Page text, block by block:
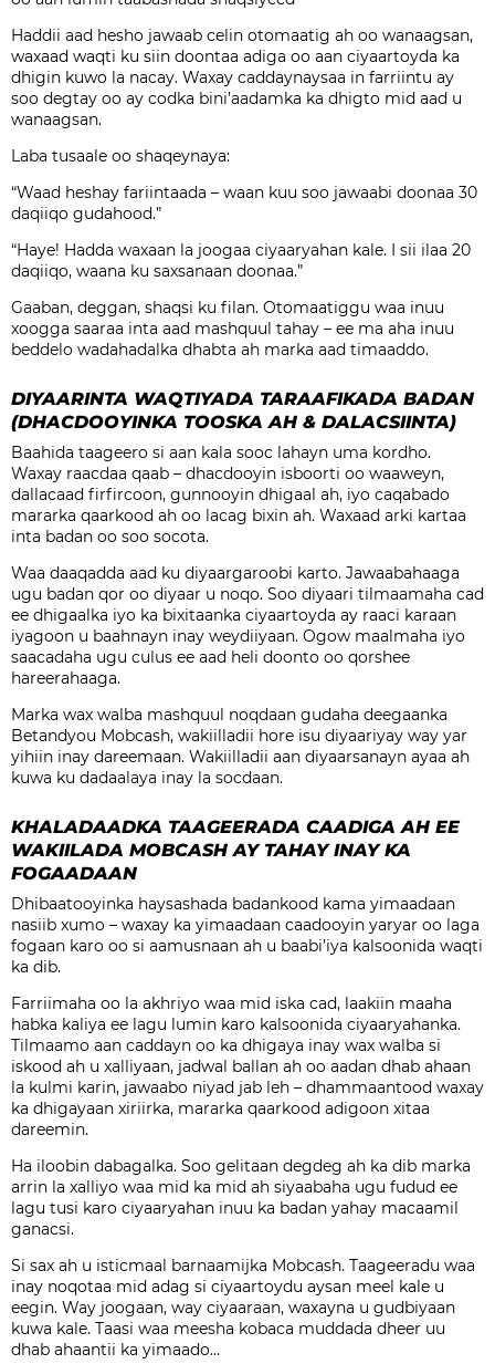
Haddii aad hesho jawaab celin otomaatig ah oo wanaagsan,
waxaad waqti ku siin doontaa adiga oo aan ciyaartoyda ka
dhigin kuwo la nacay. Waxay caddaynaysaa in farriintu ay
soo degtay oo ay codka bini’aadamka ka dhigto mid aad u
wanaagsan.
Laba tusaale oo shaqeynaya:
“Waad heshay fariintaada – waan kuu soo jawaabi doonaa 30
daqiiqo gudahood.”
“Haye! Hadda waxaan la joogaa ciyaaryahan kale. I sii ilaa 20
daqiiqo, waana ku saxsanaan doonaa.”
Gaaban, deggan, shaqsi ku filan. Otomaatiggu waa inuu
xoogga saaraa inta aad mashquul tahay – ee ma aha inuu
beddelo wadahadalka dhabta ah marka aad timaaddo.
DIYAARINTA WAQTIYADA TARAAFIKADA BADAN
(DHACDOOYINKA TOOSKA AH & DALACSIINTA)
Baahida taageero si aan kala sooc lahayn uma kordho.
Waxay raacdaa qaab – dhacdooyin isboorti oo waaweyn,
dallacaad firfircoon, gunnooyin dhigaal ah, iyo caqabado
mararka qaarkood ah oo lacag bixin ah. Waxaad arki kartaa
inta badan oo soo socota.
Waa daaqadda aad ku diyaargaroobi karto. Jawaabahaaga
ugu badan qor oo diyaar u noqo. Soo diyaari tilmaamaha cad
ee dhigaalka iyo ka bixitaanka ciyaartoyda ay raaci karaan
iyagoon u baahnayn inay weydiiyaan. Ogow maalmaha iyo
saacadaha ugu culus ee aad heli doonto oo qorshee
hareerahaaga.
Marka wax walba mashquul noqdaan gudaha deegaanka
Betandyou Mobcash, wakiilladii hore isu diyaariyay way yar
yihiin inay dareemaan. Wakiilladii aan diyaarsanayn ayaa ah
kuwa ku dadaalaya inay la socdaan.
KHALADAADKA TAAGEERADA CAADIGA AH EE
WAKIILADA MOBCASH AY TAHAY INAY KA
FOGAADAAN
Dhibaatooyinka haysashada badankood kama yimaadaan
nasiib xumo – waxay ka yimaadaan caadooyin yaryar oo laga
fogaan karo oo si aamusnaan ah u baabi’iya kalsoonida waqti
ka dib.
Farriimaha oo la akhriyo waa mid iska cad, laakiin maaha
habka kaliya ee lagu lumin karo kalsoonida ciyaaryahanka.
Tilmaamo aan caddayn oo ka dhigaya inay wax walba si
iskood ah u xalliyaan, jadwal ballan ah oo aadan dhab ahaan
la kulmi karin, jawaabo niyad jab leh – dhammaantood waxay
ka dhigayaan xiriirka, mararka qaarkood adigoon xitaa
dareemin.
Ha iloobin dabagalka. Soo gelitaan degdeg ah ka dib marka
arrin la xalliyo waa mid ka mid ah siyaabaha ugu fudud ee
lagu tusi karo ciyaaryahan inuu ka badan yahay macaamil
ganacsi.
Si sax ah u isticmaal barnaamijka Mobcash. Taageeradu waa
inay noqotaa mid adag si ciyaartoydu aysan meel kale u
eegin. Way joogaan, way ciyaaraan, waxayna u gudbiyaan
kuwa kale. Taasi waa meesha kobaca muddada dheer uu
dhab ahaantii ka yimaado…